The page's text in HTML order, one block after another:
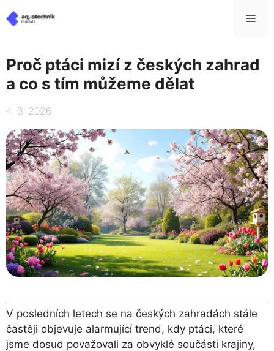
na
Proč ptáci mizí z českých zahrad
a co s tím můžeme dělat
4. 3. 2026
V posledních letech se na českých zahradách stále
častěji objevuje alarmující trend, kdy ptáci, které
jsme dosud považovali za obvyklé součásti krajiny,